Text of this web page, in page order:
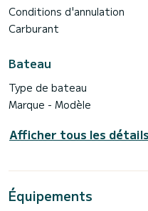
Eau pour le bain
Masques de mer – Palmes
n'hésitez pas à nous
Conditions d'annulation
Carburant
Bateau
Type de bateau
Marque - Modèle
Afficher tous les détails
Équipements